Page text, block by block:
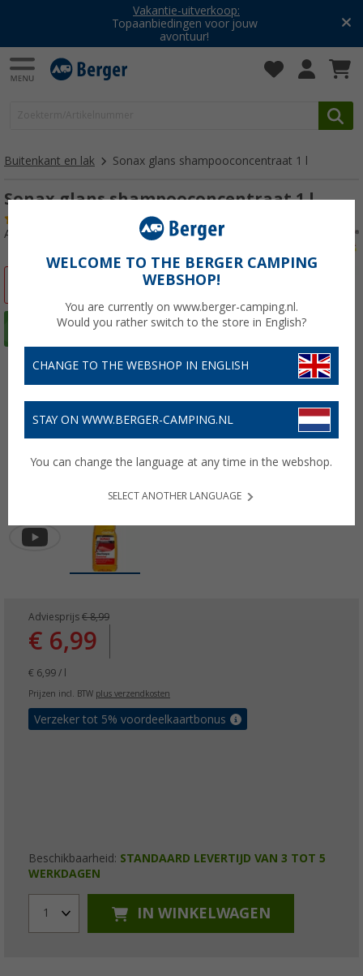
Vakantie-uitverkoop:
Topaanbiedingen voor jouw
avontuur!
Buitenkant en lak Sonax glans shampooconcentraat 1 l
Sonax glans shampooconcentraat 1 l
Artikelnr: 339280
Adviesprijs € 8,99
€ 6,99
€ 6,99 / l
Prijzen incl. BTW plus verzendkosten
Verzeker tot 5% voordeelkaartbonus
Beschikbaarheid: STANDAARD LEVERTIJD VAN 3 TOT 5
WERKDAGEN
1 IN WINKELWAGEN
WELCOME TO THE BERGER CAMPING
WEBSHOP!
You are currently on www.berger-camping.nl.
Would you rather switch to the store in English?
CHANGE TO THE WEBSHOP IN ENGLISH
STAY ON WWW.BERGER-CAMPING.NL
You can change the language at any time in the webshop.
SELECT ANOTHER LANGUAGE